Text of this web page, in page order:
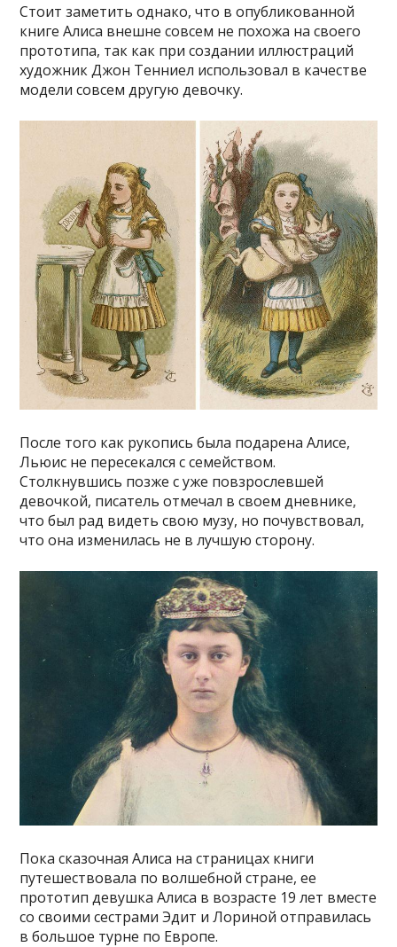
Стоит заметить однако, что в опубликованной
книге Алиса внешне совсем не похожа на своего
прототипа, так как при создании иллюстраций
художник Джон Тенниел использовал в качестве
модели совсем другую девочку.
После того как рукопись была подарена Алисе,
Льюис не пересекался с семейством.
Столкнувшись позже с уже повзрослевшей
девочкой, писатель отмечал в своем дневнике,
что был рад видеть свою музу, но почувствовал,
что она изменилась не в лучшую сторону.
Пока сказочная Алиса на страницах книги
путешествовала по волшебной стране, ее
прототип девушка Алиса в возрасте 19 лет вместе
со своими сестрами Эдит и Лориной отправилась
в большое турне по Европе.